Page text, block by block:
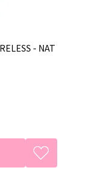
- NAT